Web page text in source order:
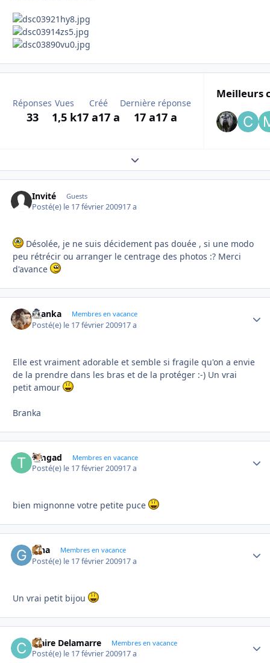
Réponses
33
Vues
1,5 k
Créé
17 a17 a
Dernière réponse
17 a17 a
Meilleurs
Expand topic overview
Invité Guests
Posté(e) le 17 février 200917 a
Désolée, je ne suis décidement pas douée , si une modo
peu rétrécir ou arranger le centrage des photos :? Merci
d'avance
branka Membres en vacance
Posté(e) le 17 février 200917 a
Elle est vraiment adorable et semble si fragile qu'on a envie
de la prendre dans les bras et de la protéger :-) Un vrai
petit amour
Branka
timgad Membres en vacance
Posté(e) le 17 février 200917 a
bien mignonne votre petite puce
gina Membres en vacance
Posté(e) le 17 février 200917 a
Un vrai petit bijou
Claire Delamarre Membres en vacance
Posté(e) le 17 février 200917 a